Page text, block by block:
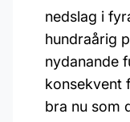
nedslag i
hundraårig
nydanande
konsekvent
bra nu som